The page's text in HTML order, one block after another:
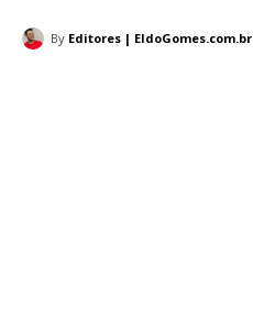
By Editores | EldoGomes.com.br